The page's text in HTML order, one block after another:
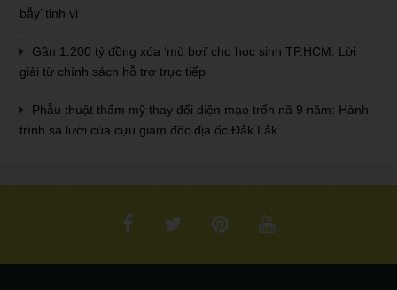
bẫy’ tinh vi
Gần 1.200 tỷ đồng xóa ‘mù bơi’ cho học sinh TP.HCM: Lời
giải từ chính sách hỗ trợ trực tiếp
Phẫu thuật thẩm mỹ thay đổi diện mạo trốn nã 9 năm: Hành
trình sa lưới của cựu giám đốc địa ốc Đắk Lắk